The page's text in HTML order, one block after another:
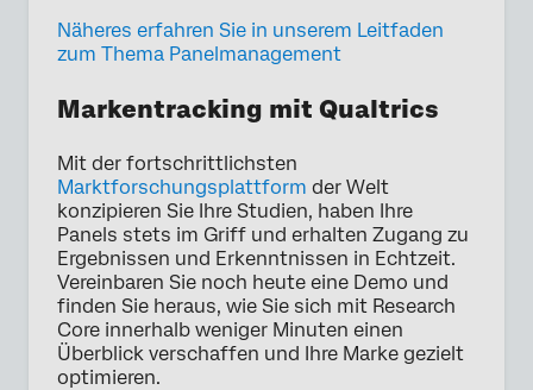
Näheres erfahren Sie in unserem Leitfaden
zum Thema Panelmanagement
Markentracking mit Qualtrics
Mit der fortschrittlichsten
Marktforschungsplattform der Welt
konzipieren Sie Ihre Studien, haben Ihre
Panels stets im Griff und erhalten Zugang zu
Ergebnissen und Erkenntnissen in Echtzeit.
Vereinbaren Sie noch heute eine Demo und
finden Sie heraus, wie Sie sich mit Research
Core innerhalb weniger Minuten einen
Überblick verschaffen und Ihre Marke gezielt
optimieren.